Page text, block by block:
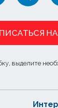
НА
выделите